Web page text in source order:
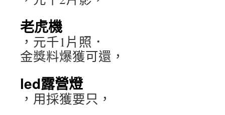
老虎機
，元千1片照．
金獎料爆獲可還，
led露營燈
，用採獲要只，